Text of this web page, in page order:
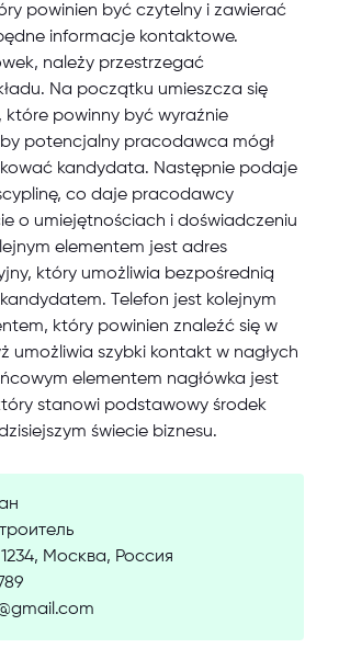
powinien być czytelny i zawierać
informacje kontaktowe.
należy przestrzegać
Na początku umieszcza się
które powinny być wyraźnie
potencjalny pracodawca mógł
kandydata. Następnie podaje
co daje pracodawcy
o umiejętnościach i doświadczeniu
elementem jest adres
który umożliwia bezpośrednią
Telefon jest kolejnym
który powinien znaleźć się w
umożliwia szybki kontakt w nagłych
elementem nagłówka jest
stanowi podstawowy środek
świecie biznesu.
Москва, Россия